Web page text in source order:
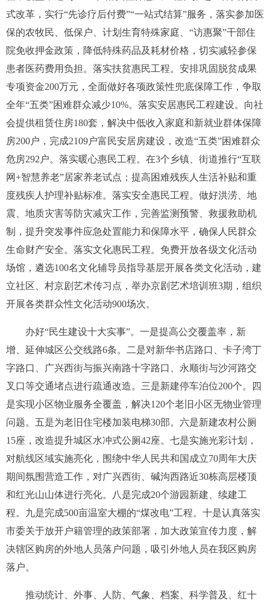
式改革，实行“先诊疗后付费”“一站式结算”服务，落实参加医
保的农牧民、低保户、计划生育特殊家庭、“访惠聚”干部住
院免收押金政策，降低特殊药品及耗材价格，切实减轻参保
患者医药费用负担。落实扶贫惠民工程。安排巩固脱贫成果
专项资金200万元，全面做好各项政策性兜底保障工作，争取
全年“五类”困难群众减少10%。落实安居惠民工程建设。向社
会提供租赁住房180套，解决中低收入家庭和新就业群体保障
房200户，完成2109户富民安居房建设，改造“五类”困难群众
危房292 户。落实暖心惠民工程。在3个乡镇、街道推行“互联
网+智慧养老”居家养老试点；提高困难残疾人生活补贴和重
度残疾人护理补贴标准。落实安全惠民工程。做好洪涝、地
震、地质灾害等防灾减灾工作，完善监测预警、救援救助机
制，提升突发事件应急处置能力和保障水平，确保人民群众
生命财产安全。落实文化惠民工程。免费开放各级文化活动
场馆，遴选100名文化辅导员指导基层开展各类文化活动，建
立社区、村京剧艺术传习点，举办京剧艺术培训班3期，组织
开展各类群众性文化活动900场次。
办好“民生建设十大实事”。 一是提高公交覆盖率，新
增、延伸城区公交线路6条。
二是对新华书店路口、卡子湾丁
字路口、广兴西街与振兴南路十字路口、永顺街与沙河路交
叉口等交通堵点进行疏通改造。三是新建停车泊位200个。四
是实现小区物业服务全覆盖，解决120个老旧小区无物业管理
问题。五是为老旧住宅楼加装电梯30部。六是新建农村公厕
15座，改造提升城区水冲式公厕42座。 七是实施光彩计划，
对航线区域实施亮化，围绕中华人民共和国成立70周年大庆
期间氛围营造工作，对广兴西街、碱沟西路近30栋高层楼顶
和红光山山体进行亮化。
八是完成20个游园新建、续建工
程。九是完成500亩温室大棚的“煤改电”工程。 十是认真落实
市委关于放开户籍管理的政策部署，加大政策宣传力度，解
决辖区购房的外地人员落户问题，吸引外地人员在我区购房
落户。
推动统计、外事、人防、气象、档案、科学普及、红十